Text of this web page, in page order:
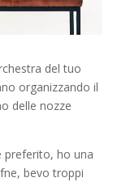
del tuo
organizzando il
delle nozze
preferito, ho una
bevo troppi